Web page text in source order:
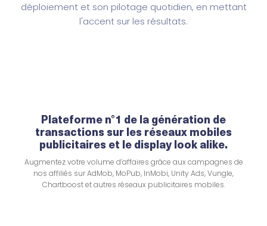
déploiement et son pilotage quotidien, en mettant
l'accent sur les résultats.
Plateforme n°1 de la génération de
transactions sur les réseaux mobiles
publicitaires et le display look alike.
Augmentez votre volume d’affaires grâce aux campagnes de
nos affiliés sur AdMob, MoPub, InMobi, Unity Ads, Vungle,
Chartboost et autres réseaux publicitaires mobiles.